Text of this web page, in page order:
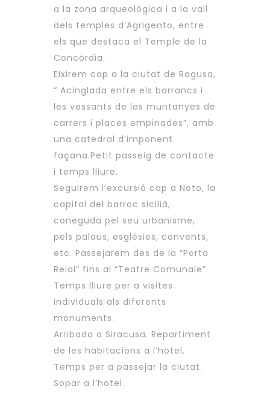
a la zona arqueològica i a la vall
dels temples d’Agrigento, entre
els que destaca el Temple de la
Concòrdia.
Eixirem cap a la ciutat de Ragusa,
“ Acinglada entre els barrancs i
les vessants de les muntanyes de
carrers i places empinades”, amb
una catedral d’imponent
façana.Petit passeig de contacte
i temps lliure.
Seguirem l’excursió cap a Noto, la
capital del barroc sicilià,
coneguda pel seu urbanisme,
pels palaus, esglésies, convents,
etc. Passejarem des de la “Porta
Reial” fins al “Teatre Comunale”.
Temps lliure per a visites
individuals als diferents
monuments.
Arribada a Siracusa. Repartiment
de les habitacions a l’hotel.
Temps per a passejar la ciutat.
Sopar a l’hotel.